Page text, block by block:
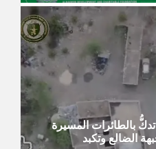
بالطائرات المسيرة
الضالع وتكبد